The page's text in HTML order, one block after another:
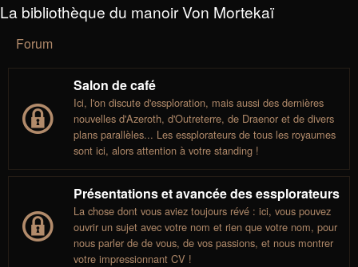
La bibliothèque du manoir Von Mortekaï
Forum
Salon de café
Ici, l'on discute d'essploration, mais aussi des dernières
nouvelles d'Azeroth, d'Outreterre, de Draenor et de divers
plans parallèles... Les essplorateurs de tous les royaumes
sont ici, alors attention à votre standing !
Présentations et avancée des essplorateurs
La chose dont vous aviez toujours révé : ici, vous pouvez
ouvrir un sujet avec votre nom et rien que votre nom, pour
nous parler de de vous, de vos passions, et nous montrer
votre impressionnant CV !